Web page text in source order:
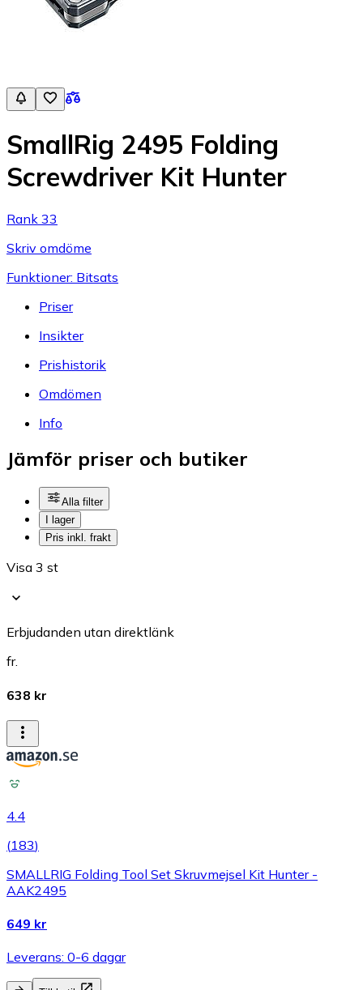
SmallRig 2495 Folding
Screwdriver Kit Hunter
Rank 33
Skriv omdöme
Funktioner: Bitsats
Priser
Insikter
Prishistorik
Omdömen
Info
Jämför priser och butiker
Alla filter
I lager
Pris inkl. frakt
Visa 3 st
Erbjudanden utan direktlänk
fr.
638 kr
4.4
(183)
SMALLRIG Folding Tool Set Skruvmejsel Kit Hunter -
AAK2495
649 kr
Leverans: 0-6 dagar